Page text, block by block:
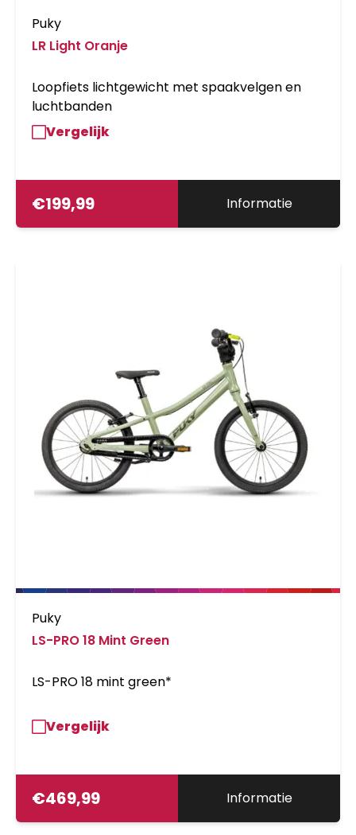
Puky
LR Light Oranje
Loopfiets lichtgewicht met spaakvelgen en
luchtbanden
Vergelijk
€199,99 Informatie
Puky
LS-PRO 18 Mint Green
LS-PRO 18 mint green*
Vergelijk
€469,99 Informatie